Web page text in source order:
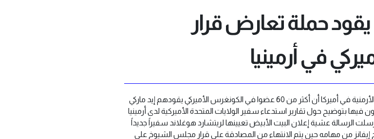
حملة تعارض قرار
في أرمينيا
(24 ايار 2006 ) – واشنطن : أوضحت الهيئة الوطنية الأرمنية في أميركا أن أكثر من 60 عضوا في الكونغرس الأميركي يقودهم إيد ماركي
فيها بتوضيح حول تقارير استدعاء سفير الولايات المتحدة الأميركية لدى أرمينيا
الرسالة عشية إعلان البيت الأبيض تعيينها لريتشارد هوغلاند سفيراً جديداً
إيفانز من مهامه حين يتم الانتهاء من المصادقة على قرار مجلس الشيوخ على